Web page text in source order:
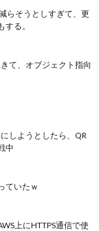
らそうとしすぎて、更
る。
て、オブジェクト指向
しようとしたら、QR
中
ていたｗ
上にHTTPS通信で使